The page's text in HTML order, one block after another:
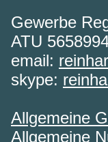
Gewerbe
ATU
email:
skype:
Allgemeine
Allgemeine